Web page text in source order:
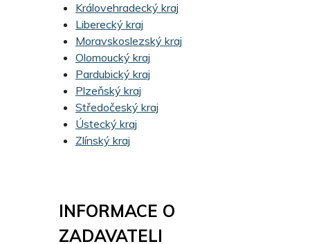
Královehradecký kraj
Liberecký kraj
Moravskoslezský kraj
Olomoucký kraj
Pardubický kraj
Plzeňský kraj
Středočeský kraj
Ústecký kraj
Zlínský kraj
INFORMACE O
ZADAVATELI